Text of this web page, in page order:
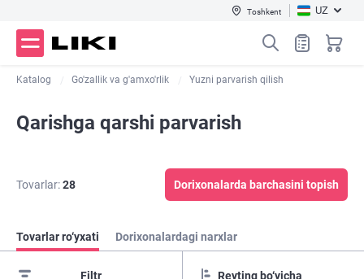
Toshkent UZ
Katalog Go'zallik va g'amxo'rlik Yuzni parvarish qilish
Qarishga qarshi parvarish
Tovarlar:28 Dorixonalarda barchasini topish
Tovarlar ro‘yxati Dorixonalardagi narxlar
Filtr